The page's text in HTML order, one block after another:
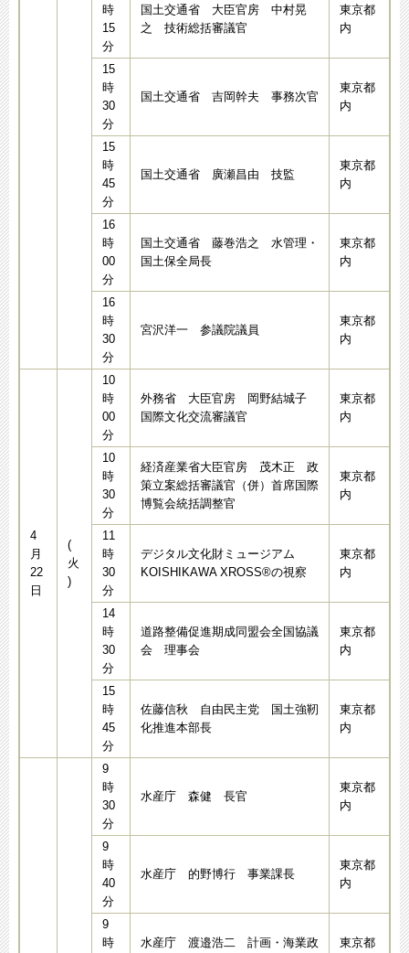
時
15
分
国土交通省 大臣官房 中村晃
之 技術総括審議官
東京都
内
15
時
30
分
国土交通省 吉岡幹夫 事務次官
東京都
内
15
時
45
分
国土交通省 廣瀬昌由 技監
東京都
内
16
時
00
分
国土交通省 藤巻浩之 水管理・
国土保全局長
東京都
内
16
時
30
分
宮沢洋一 参議院議員
東京都
内
4
月
22
日
(
火
)
10
時
00
分
外務省 大臣官房 岡野結城子
国際文化交流審議官
東京都
内
10
時
30
分
経済産業省大臣官房 茂木正 政
策立案総括審議官（併）首席国際
博覧会統括調整官
東京都
内
11
時
30
分
デジタル文化財ミュージアム
KOISHIKAWA XROSS®の視察
東京都
内
14
時
30
分
道路整備促進期成同盟会全国協議
会 理事会
東京都
内
15
時
45
分
佐藤信秋 自由民主党 国土強靭
化推進本部長
東京都
内
9
時
30
分
水産庁 森健 長官
東京都
内
9
時
40
分
水産庁 的野博行 事業課長
東京都
内
9
時
水産庁 渡邉浩二 計画・海業政
東京都